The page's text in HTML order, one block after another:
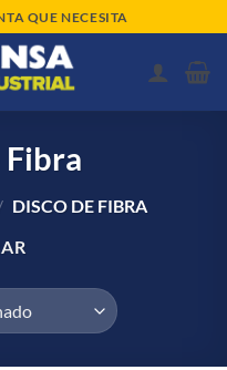
QUE NECESITA
Fibra
DISCO DE FIBRA